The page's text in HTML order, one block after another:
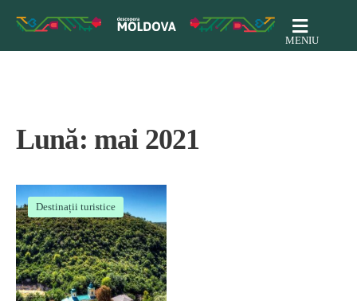
MENIU
Lună: mai 2021
Destinații turistice